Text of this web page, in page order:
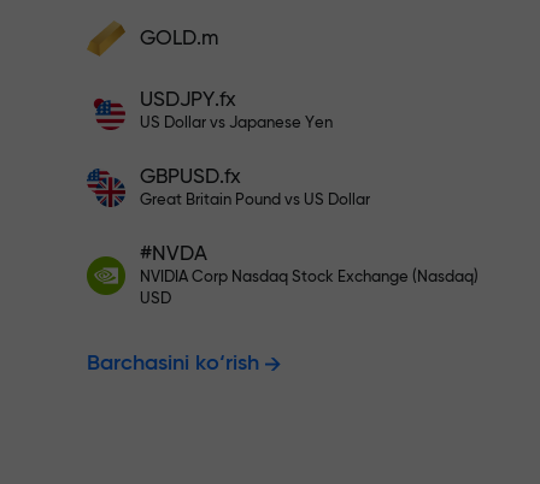
Hisobni to‘ldiring va depozitingizdan 1
emas. Depozit qancha katta bo‘lsa,
multiplikator shuncha yuqori bo‘ladi.
Hisobingizni $333 bilan
Risksiz
kafolatlanadi
X1000
GOLD.m
USDJPY.fx
US Dollar vs Japanese Yen
GBPUSD.fx
Great Britain Pound vs US Dollar
#NVDA
NVIDIA Corp Nasdaq Stock Exchange (Nasdaq)
USD
Barchasini ko‘rish